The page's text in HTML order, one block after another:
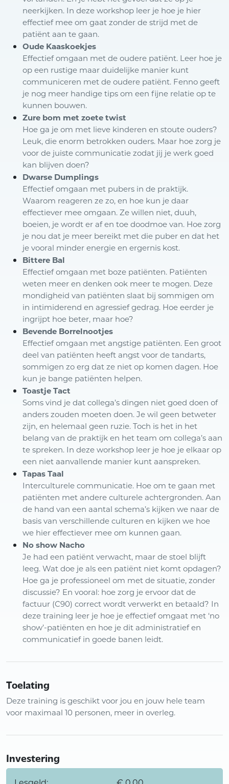
neerkijken. In deze workshop leer je hoe je hier
effectief mee om gaat zonder de strijd met de
patiënt aan te gaan.
Oude Kaaskoekjes
Effectief omgaan met de oudere patiënt. Leer hoe je
op een rustige maar duidelijke manier kunt
communiceren met de oudere patiënt. Fenno geeft
je nog meer handige tips om een fijne relatie op te
kunnen bouwen.
Zure bom met zoete twist
Hoe ga je om met lieve kinderen en stoute ouders?
Leuk, die enorm betrokken ouders. Maar hoe zorg je
voor de juiste communicatie zodat jij je werk goed
kan blijven doen?
Dwarse Dumplings
Effectief omgaan met pubers in de praktijk.
Waarom reageren ze zo, en hoe kun je daar
effectiever mee omgaan. Ze willen niet, duuh,
boeien, je wordt er af en toe doodmoe van. Hoe zorg
je nou dat je meer bereikt met die puber en dat het
je vooral minder energie en ergernis kost.
Bittere Bal
Effectief omgaan met boze patiënten. Patiënten
weten meer en denken ook meer te mogen. Deze
mondigheid van patiënten slaat bij sommigen om
in intimiderend en agressief gedrag. Hoe eerder je
ingrijpt hoe beter, maar hoe?
Bevende Borrelnootjes
Effectief omgaan met angstige patiënten. Een groot
deel van patiënten heeft angst voor de tandarts,
sommigen zo erg dat ze niet op komen dagen. Hoe
kun je bange patiënten helpen.
Toastje Tact
Soms vind je dat collega’s dingen niet goed doen of
anders zouden moeten doen. Je wil geen betweter
zijn, en helemaal geen ruzie. Toch is het in het
belang van de praktijk en het team om collega’s aan
te spreken. In deze workshop leer je hoe je elkaar op
een niet aanvallende manier kunt aanspreken.
Tapas Taal
Interculturele communicatie. Hoe om te gaan met
patiënten met andere culturele achtergronden. Aan
de hand van een aantal schema’s kijken we naar de
basis van verschillende culturen en kijken we hoe
we hier effectiever mee om kunnen gaan.
No show Nacho
Je had een patiënt verwacht, maar de stoel blijft
leeg. Wat doe je als een patiënt niet komt opdagen?
Hoe ga je professioneel om met de situatie, zonder
discussie? En vooral: hoe zorg je ervoor dat de
factuur (C90) correct wordt verwerkt en betaald? In
deze training leer je hoe je effectief omgaat met ‘no
show’-patiënten en hoe je dit administratief en
communicatief in goede banen leidt.
Toelating
Deze training is geschikt voor jou en jouw hele team
voor maximaal 10 personen, meer in overleg.
Investering